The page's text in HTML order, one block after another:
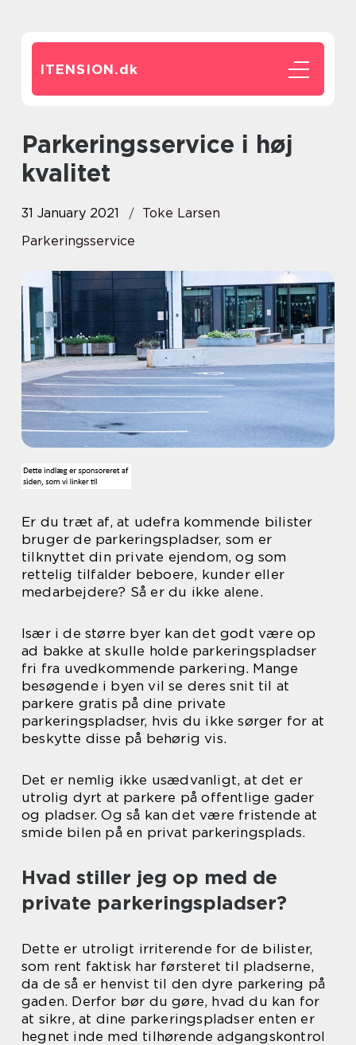
ITENSION.dk
Parkeringsservice i høj
kvalitet
31 January 2021
Toke Larsen
Parkeringsservice
Er du træt af, at udefra kommende bilister
bruger de parkeringspladser, som er
tilknyttet din private ejendom, og som
rettelig tilfalder beboere, kunder eller
medarbejdere? Så er du ikke alene.
Især i de større byer kan det godt være op
ad bakke at skulle holde parkeringspladser
fri fra uvedkommende parkering. Mange
besøgende i byen vil se deres snit til at
parkere gratis på dine private
parkeringspladser, hvis du ikke sørger for at
beskytte disse på behørig vis.
Det er nemlig ikke usædvanligt, at det er
utrolig dyrt at parkere på offentlige gader
og pladser. Og så kan det være fristende at
smide bilen på en privat parkeringsplads.
Hvad stiller jeg op med de
private parkeringspladser?
Dette er utroligt irriterende for de bilister,
som rent faktisk har førsteret til pladserne,
da de så er henvist til den dyre parkering på
gaden. Derfor bør du gøre, hvad du kan for
at sikre, at dine parkeringspladser enten er
hegnet inde med tilhørende adgangskontrol